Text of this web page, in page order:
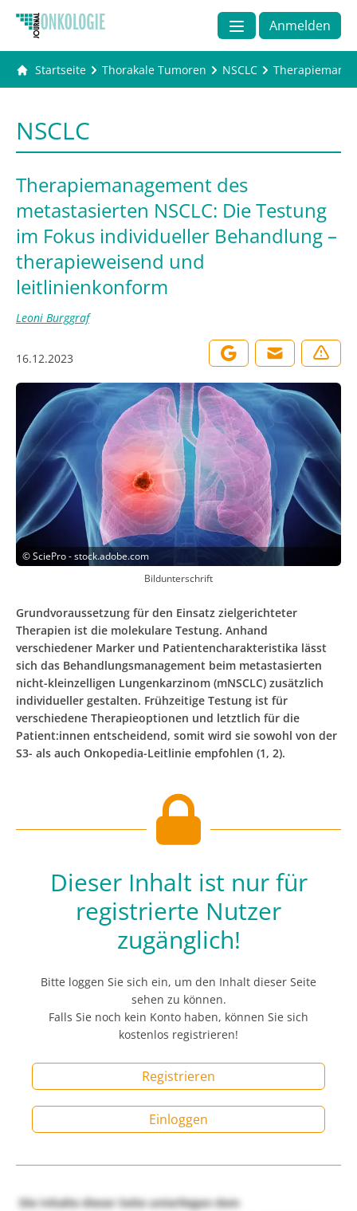
Anmelden
Startseite Thorakale Tumoren NSCLC
NSCLC
Therapiemanagement des
metastasierten NSCLC: Die Testung
im Fokus individueller Behandlung –
therapieweisend und
leitlinienkonform
Leoni Burggraf
16.12.2023
©SciePro - stock.adobe.com
Bildunterschrift
Grundvoraussetzung für den Einsatz zielgerichteter
Therapien ist die molekulare Testung. Anhand
verschiedener Marker und Patientencharakteristika lässt
sich das Behandlungsmanagement beim metastasierten
nicht-­kleinzelligen ­Lungenkarzinom (mNSCLC) zusätzlich
individueller gestalten. Frühzeitige Testung ist für
verschiedene Therapie­optionen und letztlich für die
Patient:innen entscheidend, somit wird sie sowohl von der
S3- als auch Onkopedia-Leitlinie empfohlen (1, 2).
Dieser Inhalt ist nur für
registrierte Nutzer
zugänglich!
Bitte loggen Sie sich ein, um den Inhalt dieser Seite
sehen zu können.
Falls Sie noch kein Konto haben, können Sie sich
kostenlos registrieren!
Registrieren
Einloggen
Die Inhalte dieser Seite unterliegen dem